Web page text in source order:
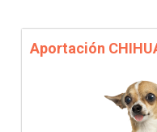
Aportación